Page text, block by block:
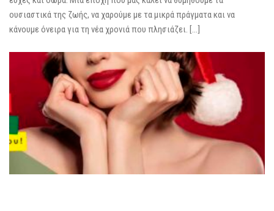
ουσιαστικά της ζωής, να χαρούμε με τα μικρά πράγματα και να
κάνουμε όνειρα για τη νέα χρονιά που πλησιάζει. […]